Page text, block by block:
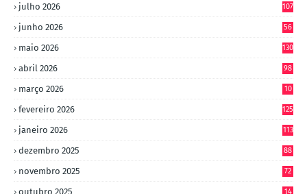
julho 2026 107
junho 2026 56
maio 2026 130
abril 2026 98
março 2026
10
fevereiro 2026 125
janeiro 2026 113
dezembro 2025 88
novembro 2025 72
outubro 2025
14